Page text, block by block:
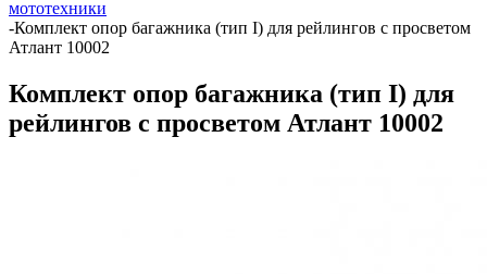
мототехники
-Комплект опор багажника (тип I) для рейлингов с просветом
Атлант 10002
Комплект опор багажника (тип I) для
рейлингов с просветом Атлант 10002